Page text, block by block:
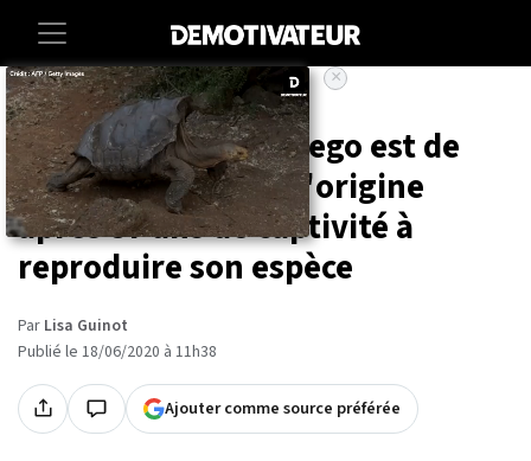
Accueil Societe Animaux
La tortue géante Diego est de
retour sur son île d'origine
après 87 ans de captivité à
reproduire son espèce
Par Lisa Guinot
Publié le 18/06/2020 à 11h38
Ajouter comme source préférée
×